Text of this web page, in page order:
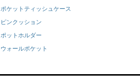
ポケットティッシュケース
ピンクッション
ポットホルダー
ウォールポケット